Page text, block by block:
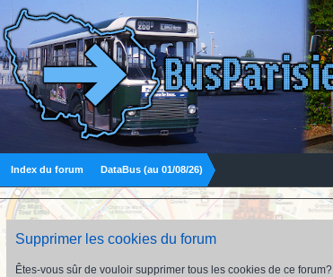
Index du forum DataBus (au 01/08/26)
Supprimer les cookies du forum
Êtes-vous sûr de vouloir supprimer tous les cookies de ce forum?